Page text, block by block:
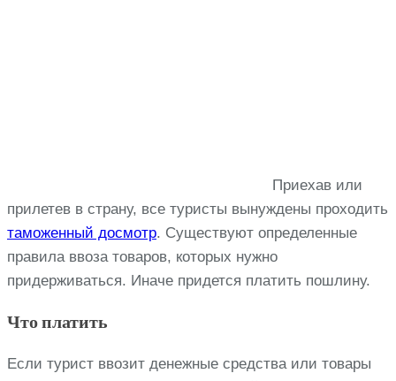
Приехав или
прилетев в страну, все туристы вынуждены проходить
таможенный досмотр. Существуют определенные
правила ввоза товаров, которых нужно
придерживаться. Иначе придется платить пошлину.
Что платить
Если турист ввозит денежные средства или товары